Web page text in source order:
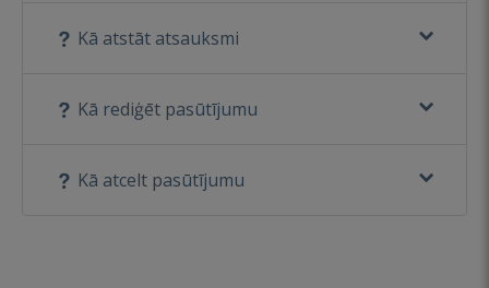
Kā atstāt atsauksmi
Kā rediģēt pasūtījumu
Kā atcelt pasūtījumu